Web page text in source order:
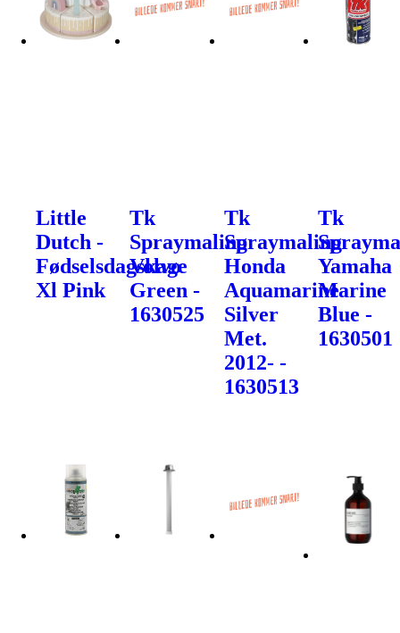
Little
Dutch -
Fødselsdagskage
Xl Pink
Tk
Spraymaling
Volvo
Green -
1630525
Tk
Spraymaling
Honda
Aquamarine
Silver
Met.
2012- -
1630513
Tk
Yamaha
Marine
Blue -
1630501